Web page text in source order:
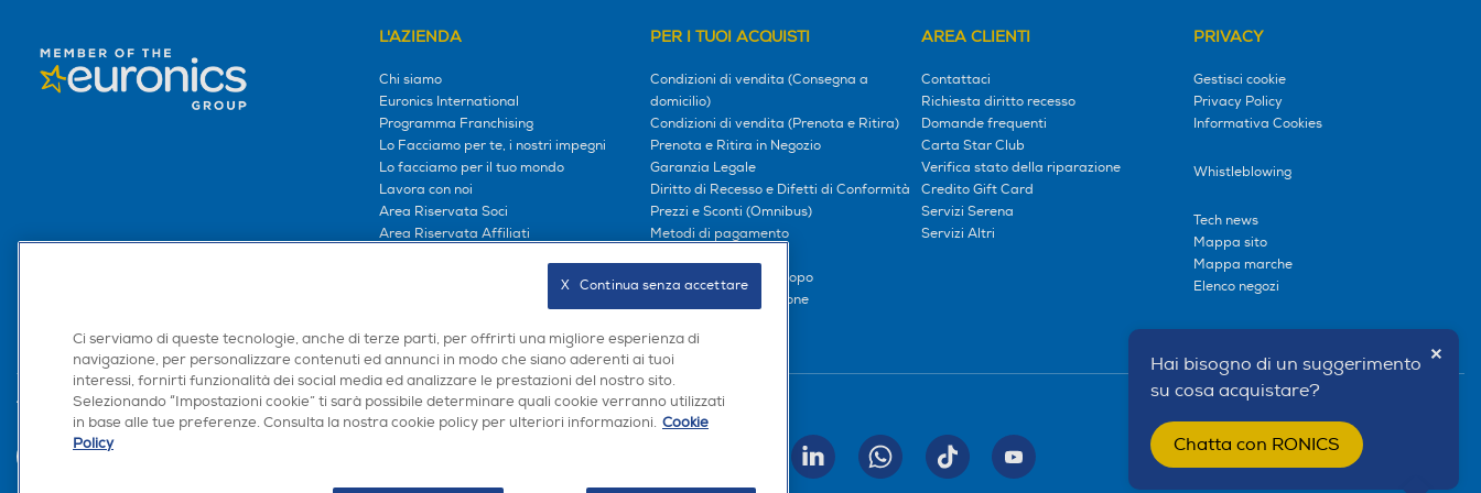
×
Hai bisogno di un suggerimento
su cosa acquistare?
Chatta con RONICS
L'AZIENDA
Chi siamo
Euronics International
Programma Franchising
Lo Facciamo per te, i nostri impegni
Lo facciamo per il tuo mondo
Lavora con noi
Area Riservata Soci
Area Riservata Affiliati
PER I TUOI ACQUISTI
Condizioni di vendita (Consegna a
domicilio)
Condizioni di vendita (Prenota e Ritira)
Prenota e Ritira in Negozio
Garanzia Legale
Diritto di Recesso e Difetti di Conformità
Prezzi e Sconti (Omnibus)
Metodi di pagamento
Compra ora e paga dopo
Consegna e Installazione
AREA CLIENTI
Contattaci
Richiesta diritto recesso
Domande frequenti
Carta Star Club
Verifica stato della riparazione
Credito Gift Card
Servizi Serena
Servizi Altri
PRIVACY
Gestisci cookie
Privacy Policy
Informativa Cookies
Whistleblowing
Tech news
Mappa sito
Mappa marche
Elenco negozi
Trova negozio Seguici sui social
Ci serviamo di queste tecnologie, anche di terze parti, per offrirti una migliore esperienza di
navigazione, per personalizzare contenuti ed annunci in modo che siano aderenti ai tuoi
interessi, fornirti funzionalità dei social media ed analizzare le prestazioni del nostro sito.
Selezionando “Impostazioni cookie” ti sarà possibile determinare quali cookie verranno utilizzati
in base alle tue preferenze. Consulta la nostra cookie policy per ulteriori informazioni. Cookie
Policy
X   Continua senza accettare